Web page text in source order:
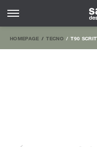
HOMEPAGE TECNO T90